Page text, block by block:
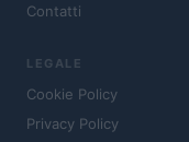
Contatti
LEGALE
Cookie Policy
Privacy Policy